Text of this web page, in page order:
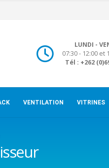
LUNDI -
07:30 - 12:00 et
Tél : +262
VENTILATION VITRINES